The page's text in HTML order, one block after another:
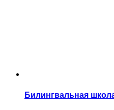
Билингвальная школа